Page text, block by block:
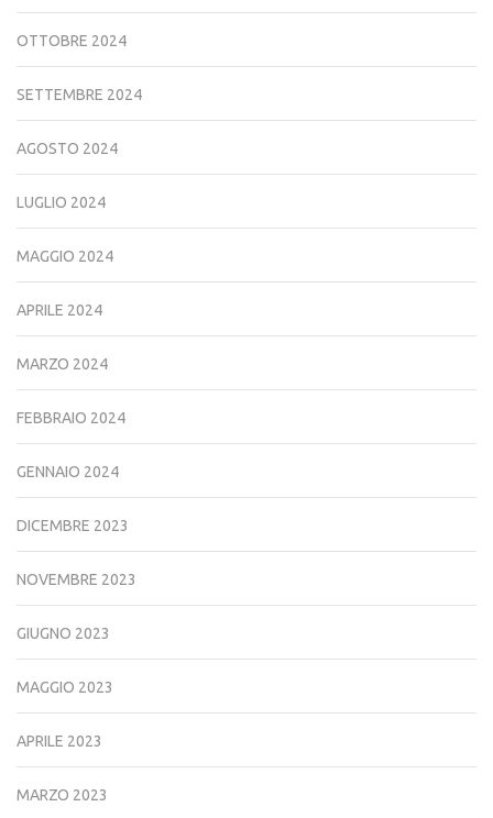
OTTOBRE 2024
SETTEMBRE 2024
AGOSTO 2024
LUGLIO 2024
MAGGIO 2024
APRILE 2024
MARZO 2024
FEBBRAIO 2024
GENNAIO 2024
DICEMBRE 2023
NOVEMBRE 2023
GIUGNO 2023
MAGGIO 2023
APRILE 2023
MARZO 2023